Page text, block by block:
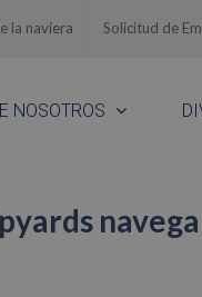
la naviera Solicitud de
NOSOTROS